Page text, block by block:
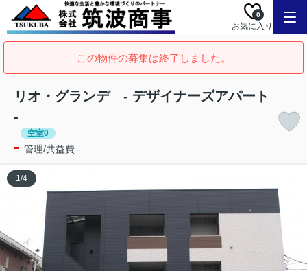
0
お気に入り
この物件の募集は終了しました。
リオ・グランデ - デザイナーズアパート
-
空室0
- 管理/共益費 -
1/4